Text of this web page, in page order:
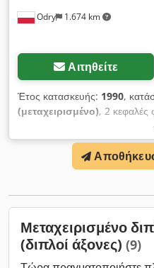
Odry 1.674 km
Αιτηθείτε
Έτος κατασκευής: 1990,
(μεταχειρισμένο), 2 κεφαλές
σφιγκτήρες υδραυλική
4kW μήκος φρεζαρίσματος
100mm χυτό σώμα Chedohi
Μεταχειρισμένο
(διπλοί άξονες) (9)